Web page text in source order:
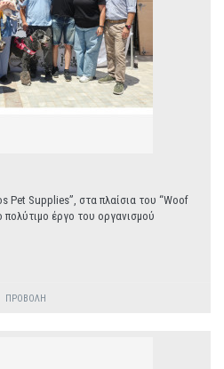
Pet Supplies”, στα πλαίσια του “Woof
πολύτιμο έργο του οργανισμού
ΠΡΟΒΟΛΗ